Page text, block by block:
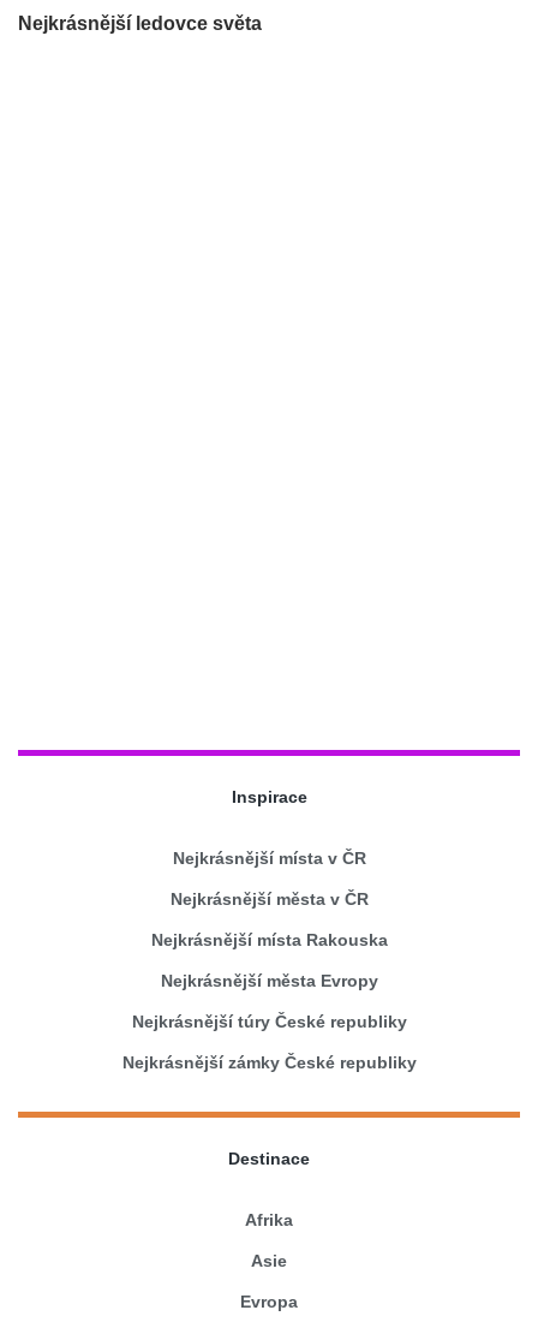
Nejkrásnější ledovce světa
Inspirace
Nejkrásnější místa v ČR
Nejkrásnější města v ČR
Nejkrásnější místa Rakouska
Nejkrásnější města Evropy
Nejkrásnější túry České republiky
Nejkrásnější zámky České republiky
Destinace
Afrika
Asie
Evropa